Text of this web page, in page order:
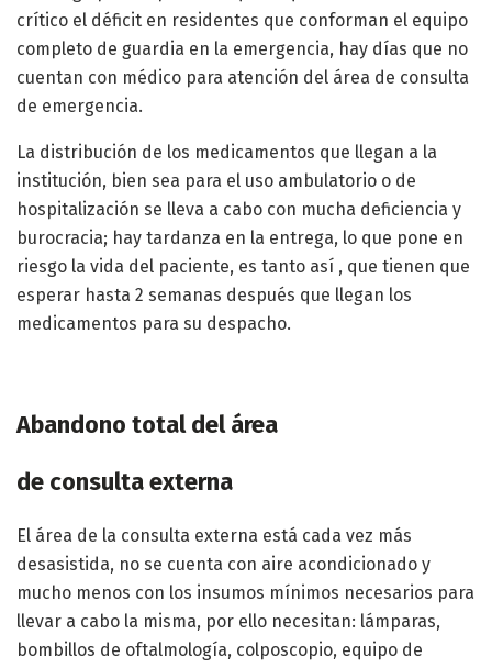
crítico el déficit en residentes que conforman el equipo
completo de guardia en la emergencia, hay días que no
cuentan con médico para atención del área de consulta
de emergencia.
La distribución de los medicamentos que llegan a la
institución, bien sea para el uso ambulatorio o de
hospitalización se lleva a cabo con mucha deficiencia y
burocracia; hay tardanza en la entrega, lo que pone en
riesgo la vida del paciente, es tanto así , que tienen que
esperar hasta 2 semanas después que llegan los
medicamentos para su despacho.
Abandono total del área
de consulta externa
El área de la consulta externa está cada vez más
desasistida, no se cuenta con aire acondicionado y
mucho menos con los insumos mínimos necesarios para
llevar a cabo la misma, por ello necesitan: lámparas,
bombillos de oftalmología, colposcopio, equipo de